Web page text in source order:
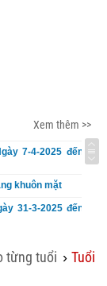
Xem thêm >>
7-4-2025 đến
khuôn mặt
31-3-2025 đến
từng tuổi › Tuổi